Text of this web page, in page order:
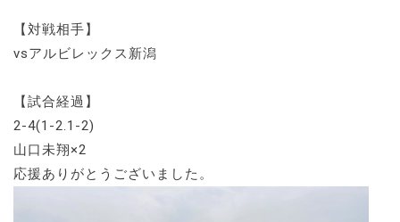
【対戦相手】
vsアルビレックス新潟
【試合経過】
2-4(1-2.1-2)
山口未翔×2
応援ありがとうございました。